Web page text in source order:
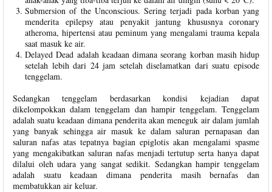
Submersion of the Unconscious. Sering terjadi pada korban yang
menderita epilepsy atau penyakit jantung khususnya coronary
atheroma, hipertensi atau peminum yang mengalami trauma kepala
saat masuk ke air.
Delayed Dead adalah keadaan dimana seorang korban masih hidup
setelah lebih dari 24 jam setelah diselamatkan dari suatu episode
tenggelam.
Sedangkan tenggelam berdasarkan kondisi kejadian dapat
dikelompokkan dalam tenggelam dan hampir tenggelam. Tenggelam
adalah suatu keadaan dimana penderita akan meneguk air dalam jumlah
yang banyak sehingga air masuk ke dalam saluran pernapasan dan
saluran nafas atas tepatnya bagian epiglotis akan mengalami spasme
yang mengakibatkan saluran nafas menjadi tertutup serta hanya dapat
dilalui oleh udara yang sangat sedikit. Sedangkan hampir tenggelam
adalah suatu keadaan dimana penderita masih bernafas dan
membatukkan air keluar.